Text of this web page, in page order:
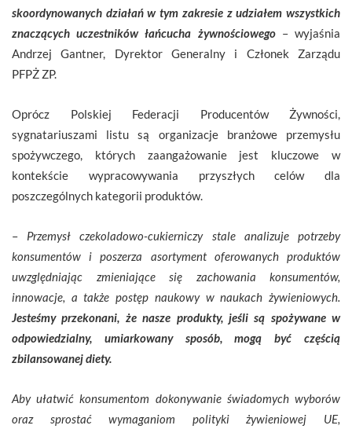
skoordynowanych działań w tym zakresie z udziałem wszystkich
znaczących uczestników łańcucha żywnościowego – wyjaśnia
Andrzej Gantner, Dyrektor Generalny i Członek Zarządu
PFPŻ ZP.
Oprócz Polskiej Federacji Producentów Żywności,
sygnatariuszami listu są organizacje branżowe przemysłu
spożywczego, których zaangażowanie jest kluczowe w
kontekście wypracowywania przyszłych celów dla
poszczególnych kategorii produktów.
– Przemysł czekoladowo-cukierniczy stale analizuje potrzeby
konsumentów i poszerza asortyment oferowanych produktów
uwzględniając zmieniające się zachowania konsumentów,
innowacje, a także postęp naukowy w naukach żywieniowych.
Jesteśmy przekonani, że nasze produkty, jeśli są spożywane w
odpowiedzialny, umiarkowany sposób, mogą być częścią
zbilansowanej diety.
Aby ułatwić konsumentom dokonywanie świadomych wyborów
oraz sprostać wymaganiom polityki żywieniowej UE,